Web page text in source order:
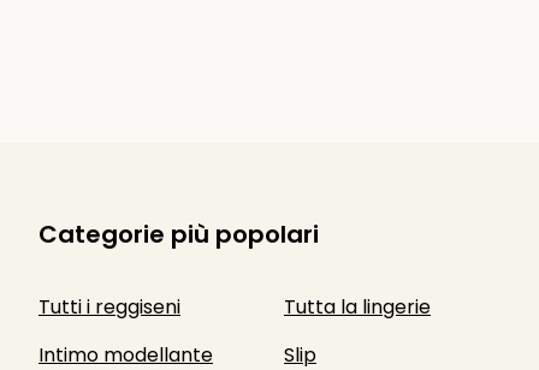
Categorie più popolari
Tutti i reggiseni
Tutta la lingerie
Intimo modellante
Slip